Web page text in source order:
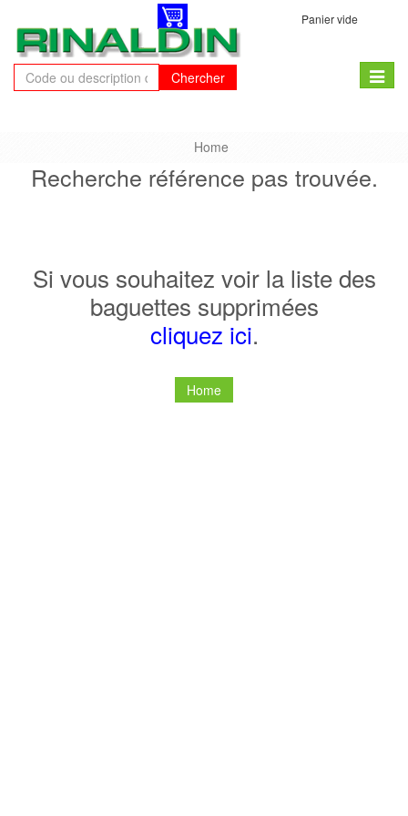
Chercher
Panier vide
Toggle
Home
Recherche référence pas trouvée.
Si vous souhaitez voir la liste des
baguettes supprimées
cliquez ici.
Home